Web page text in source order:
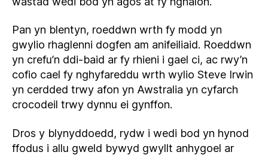
Pan yn blentyn, roeddwn wrth fy modd yn
gwylio rhaglenni dogfen am anifeiliaid. Roeddwn
yn crefu’n ddi-baid ar fy rhieni i gael ci, ac rwy’n
cofio cael fy nghyfareddu wrth wylio Steve Irwin
yn cerdded trwy afon yn Awstralia yn cyfarch
crocodeil trwy dynnu ei gynffon.
Dros y blynyddoedd, rydw i wedi bod yn hynod
ffodus i allu gweld bywyd gwyllt anhygoel ar